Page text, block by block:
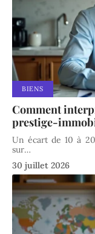
BIENS
Comment
prestige-
Un écart de 10 à
sur…
30 juillet 2026